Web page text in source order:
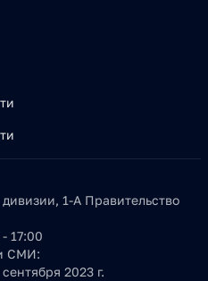
1-А Правительство
17:00
СМИ:
2023 г.